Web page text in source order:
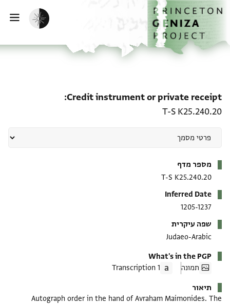
לתוכןהבית
הפעלת מצב כהה
Credit instrument or private receipt
T-S K25.240.20
מספר מדף
T-S K25.240.20
Inferred Date
1205-1237
שפה עיקרית
Judaeo-Arabic
What's in the PGP
תמונה
1 Transcription
תיאור
Autograph order in the hand of Avraham Maimonides. The